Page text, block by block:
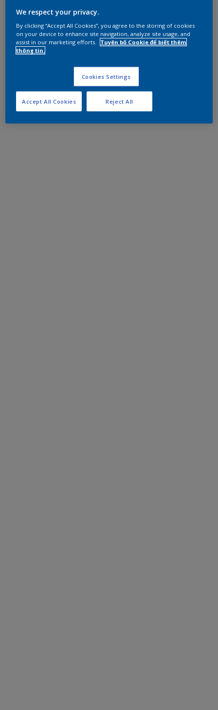
We respect your privacy.
By clicking “Accept All Cookies”, you agree to the storing of cookies
on your device to enhance site navigation, analyze site usage, and
assist in our marketing efforts.
Tuyên bố Cookie để biết thêm
thông tin.
Cookies Settings
Reject All
Accept All Cookies